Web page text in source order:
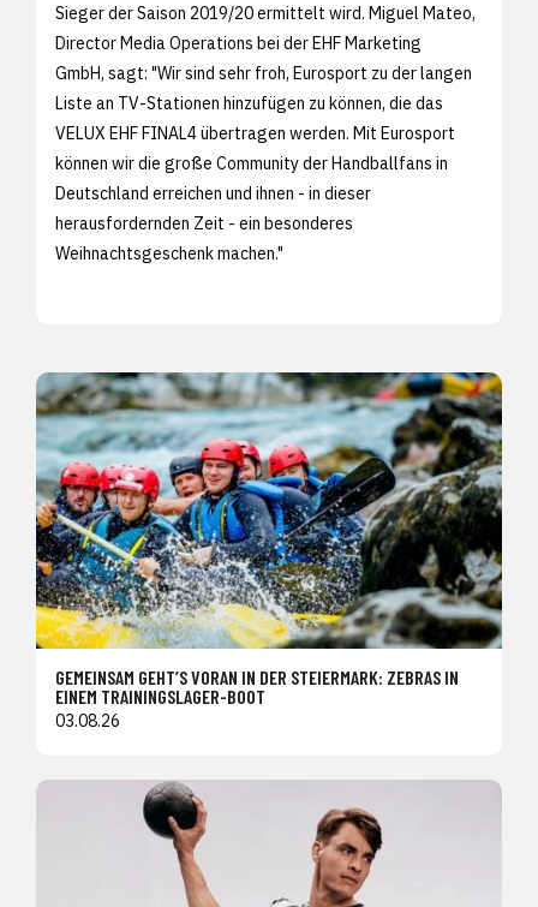
Sieger der Saison 2019/20 ermittelt wird. Miguel Mateo,
Director Media Operations bei der EHF Marketing
GmbH, sagt: "Wir sind sehr froh, Eurosport zu der langen
Liste an TV-Stationen hinzufügen zu können, die das
VELUX EHF FINAL4 übertragen werden. Mit Eurosport
können wir die große Community der Handballfans in
Deutschland erreichen und ihnen - in dieser
herausfordernden Zeit - ein besonderes
Weihnachtsgeschenk machen."
GEMEINSAM GEHT’S VORAN IN DER STEIERMARK: ZEBRAS IN
EINEM TRAININGSLAGER-BOOT
03.08.26